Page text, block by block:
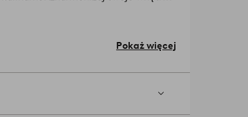
przełącznik sufitowy.
Materiał klosza: stal.
Pokaż więcej